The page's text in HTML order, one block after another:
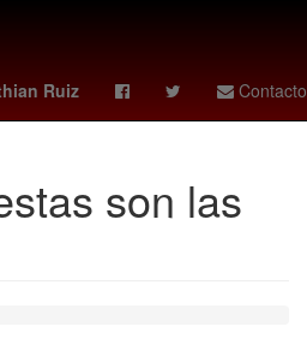
Ruiz Contacto
son las